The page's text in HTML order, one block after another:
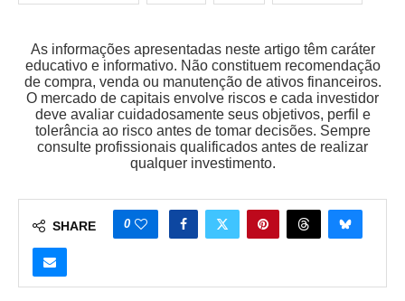
As informações apresentadas neste artigo têm caráter
educativo e informativo. Não constituem recomendação
de compra, venda ou manutenção de ativos financeiros.
O mercado de capitais envolve riscos e cada investidor
deve avaliar cuidadosamente seus objetivos, perfil e
tolerância ao risco antes de tomar decisões. Sempre
consulte profissionais qualificados antes de realizar
qualquer investimento.
SHARE 0